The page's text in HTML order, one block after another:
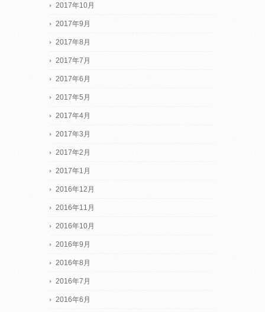
2017年10月
2017年9月
2017年8月
2017年7月
2017年6月
2017年5月
2017年4月
2017年3月
2017年2月
2017年1月
2016年12月
2016年11月
2016年10月
2016年9月
2016年8月
2016年7月
2016年6月